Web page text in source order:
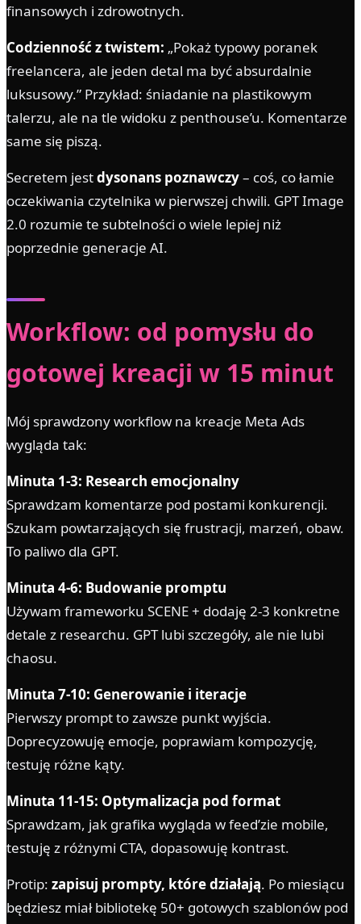
finansowych i zdrowotnych.
Codzienność z twistem: „Pokaż typowy poranek
freelancera, ale jeden detal ma być absurdalnie
luksusowy.” Przykład: śniadanie na plastikowym
talerzu, ale na tle widoku z penthouse’u. Komentarze
same się piszą.
Secretem jestdysonans poznawczy– coś, co łamie
oczekiwania czytelnika w pierwszej chwili. GPT Image
2.0 rozumie te subtelności o wiele lepiej niż
poprzednie generacje AI.
Workflow: od pomysłu do
gotowej kreacji w 15 minut
Mój sprawdzony workflow na kreacje Meta Ads
wygląda tak:
Minuta 1-3: Research emocjonalny
Sprawdzam komentarze pod postami konkurencji.
Szukam powtarzających się frustracji, marzeń, obaw.
To paliwo dla GPT.
Minuta 4-6: Budowanie promptu
Używam frameworku SCENE + dodaję 2-3 konkretne
detale z researchu. GPT lubi szczegóły, ale nie lubi
chaosu.
Minuta 7-10: Generowanie i iteracje
Pierwszy prompt to zawsze punkt wyjścia.
Doprecyzowuję emocje, poprawiam kompozycję,
testuję różne kąty.
Minuta 11-15: Optymalizacja pod format
Sprawdzam, jak grafika wygląda w feed’zie mobile,
testuję z różnymi CTA, dopasowuję kontrast.
Protip: zapisuj prompty, które działają. Po miesiącu
będziesz miał bibliotekę 50+ gotowych szablonów pod